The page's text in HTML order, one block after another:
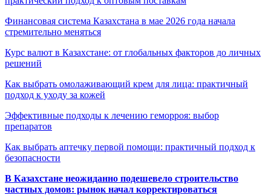
Финансовая система Казахстана в мае 2026 года начала
стремительно меняться
Курс валют в Казахстане: от глобальных факторов до личных
решений
Как выбрать омолаживающий крем для лица: практичный
подход к уходу за кожей
Эффективные подходы к лечению геморроя: выбор
препаратов
Как выбрать аптечку первой помощи: практичный подход к
безопасности
В Казахстане неожиданно подешевело строительство
частных домов: рынок начал корректироваться